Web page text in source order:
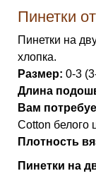
Пинетки
Пинетки на
хлопка.
Размер: 0-3
Длина
Вам
Cotton белого
Плотность
Пинетки на